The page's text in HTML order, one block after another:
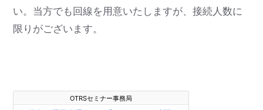
い。当方でも回線を用意いたしますが、接続人数に
限りがございます。